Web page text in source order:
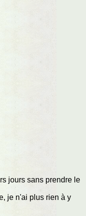
jours sans prendre le
je n'ai plus rien à y